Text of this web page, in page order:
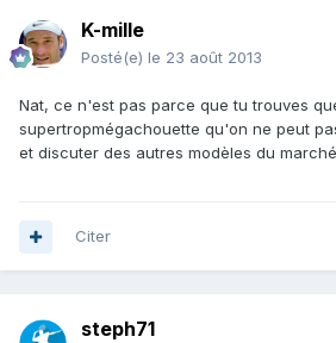
K-mille
Posté(e) le 23 août 2013
Nat, ce n'est pas parce que tu trouves
supertropmégachouette qu'on ne peut
et discuter des autres modèles du marché
Citer
steph71